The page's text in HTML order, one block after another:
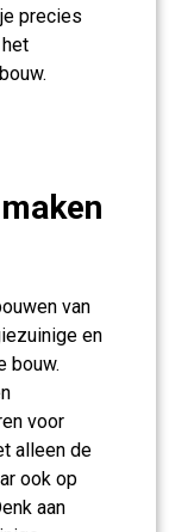
precies
van
en
bouw.
voor
alleen de
ook op
aan